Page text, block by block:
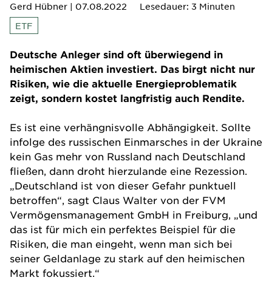
Gerd Hübner | 07.08.2022
Lesedauer: 3 Minuten
ETF
Deutsche Anleger sind oft überwiegend in
heimischen Aktien investiert. Das birgt nicht nur
Risiken, wie die aktuelle Energieproblematik
zeigt, sondern kostet langfristig auch Rendite.
Es ist eine verhängnisvolle Abhängigkeit. Sollte
infolge des russischen Einmarsches in der Ukraine
kein Gas mehr von Russland nach Deutschland
fließen, dann droht hierzulande eine Rezession.
„Deutschland ist von dieser Gefahr punktuell
betroffen“, sagt Claus Walter von der FVM
Vermögensmanagement GmbH in Freiburg, „und
das ist für mich ein perfektes Beispiel für die
Risiken, die man eingeht, wenn man sich bei
seiner Geldanlage zu stark auf den heimischen
Markt fokussiert.“